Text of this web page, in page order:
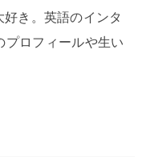
き。英語のインタ
プロフィールや生い